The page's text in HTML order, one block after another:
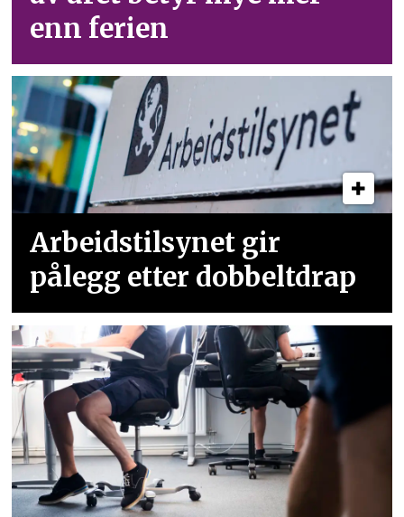
enn ferien
Arbeidstilsynet gir
pålegg etter dobbeltdrap